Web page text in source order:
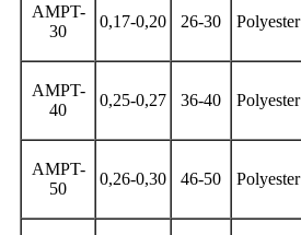
AMPT-
30
0,17-0,20 26-30 Polyester
AMPT-
40
0,25-0,27 36-40 Polyester
AMPT-
50
0,26-0,30 46-50 Polyester